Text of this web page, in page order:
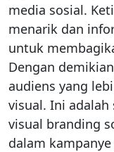
media sosial.
menarik dan
untuk
Dengan
audiens yang
visual. Ini adalah
visual branding
dalam